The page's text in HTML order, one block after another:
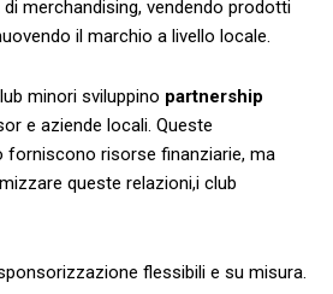
merchandising, vendendo prodotti
il marchio a livello⁤ locale.
minori ⁢sviluppino partnership
e⁣ aziende locali. Queste
forniscono risorse finanziarie, ⁣ma
queste relazioni,i club
flessibili e su misura.